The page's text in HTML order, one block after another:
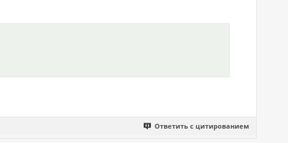
Ответить с цитированием